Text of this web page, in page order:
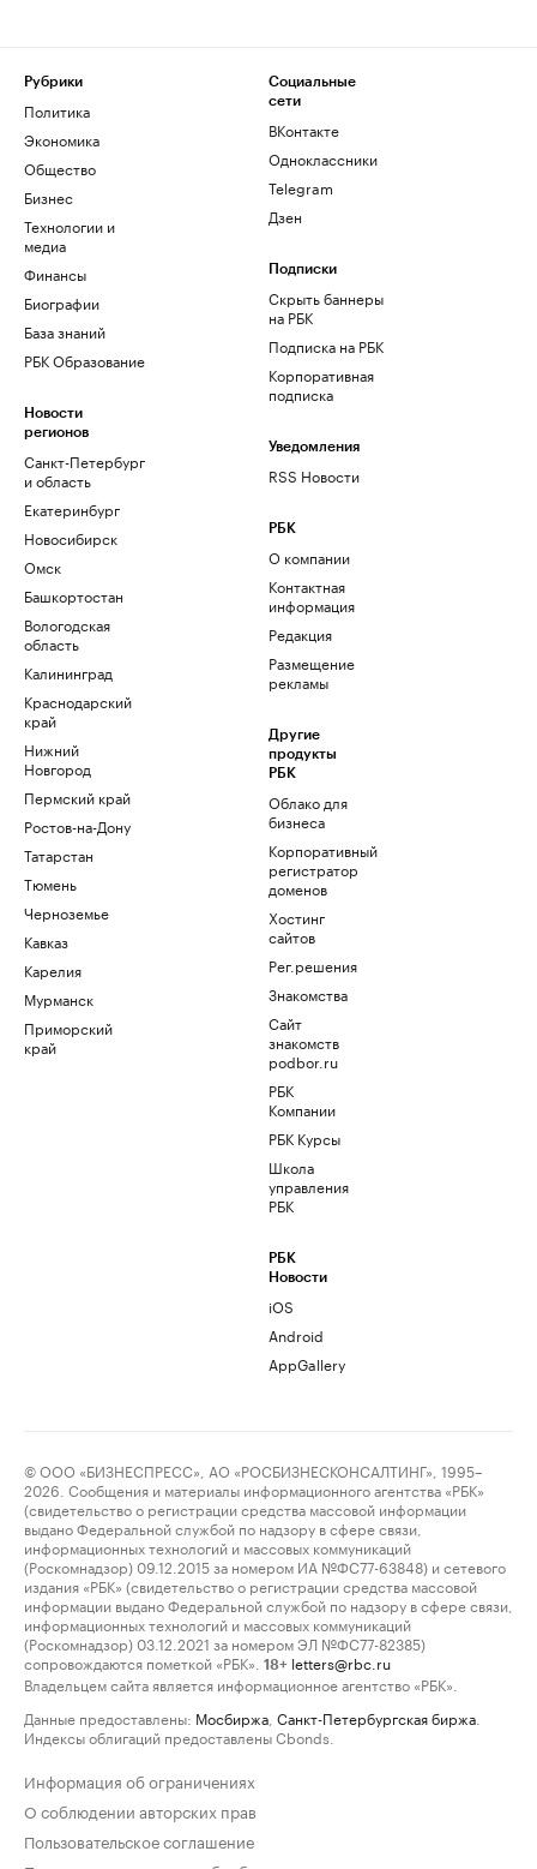
Рубрики
Политика
Экономика
Общество
Бизнес
Технологии и
медиа
Финансы
Биографии
База знаний
РБК Образование
Новости
регионов
Санкт-Петербург
и область
Екатеринбург
Новосибирск
Омск
Башкортостан
Вологодская
область
Калининград
Краснодарский
край
Нижний
Новгород
Пермский край
Ростов-на-Дону
Татарстан
Тюмень
Черноземье
Кавказ
Карелия
Мурманск
Приморский
край
Социальные
сети
ВКонтакте
Одноклассники
Telegram
Дзен
Подписки
Скрыть баннеры
на РБК
Подписка на РБК
Корпоративная
подписка
Уведомления
RSS Новости
РБК
О компании
Контактная
информация
Редакция
Размещение
рекламы
Другие
продукты
РБК
Облако для
бизнеса
Корпоративный
регистратор
доменов
Хостинг
сайтов
Рег.решения
Знакомства
Сайт
знакомств
podbor.ru
РБК
Компании
РБК Курсы
Школа
управления
РБК
РБК
Новости
iOS
Android
AppGallery
© ООО «БИЗНЕСПРЕСС», АО «РОСБИЗНЕСКОНСАЛТИНГ», 1995–
2026. Сообщения и материалы информационного агентства «РБК»
(свидетельство о регистрации средства массовой информации
выдано Федеральной службой по надзору в сфере связи,
информационных технологий и массовых коммуникаций
(Роскомнадзор) 09.12.2015 за номером ИА №ФС77-63848) и сетевого
издания «РБК» (свидетельство о регистрации средства массовой
информации выдано Федеральной службой по надзору в сфере связи,
информационных технологий и массовых коммуникаций
(Роскомнадзор) 03.12.2021 за номером ЭЛ №ФС77-82385)
сопровождаются пометкой «РБК».
18+ letters@rbc.ru
Владельцем сайта является информационное агентство «РБК».
Данные предоставлены: Мосбиржа Санкт-Петербургская биржа
Индексы облигаций предоставлены Cbonds.
Информация об ограничениях
О соблюдении авторских прав
Пользовательское соглашение